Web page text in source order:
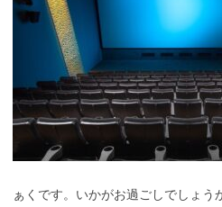
ぁくです。いかがお過ごしでしょう